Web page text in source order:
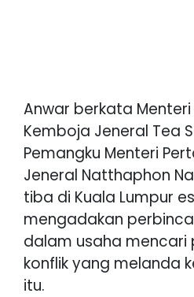
Anwar berkata
Kemboja Jeneral Tea
Pemangku Menteri
Jeneral Natthaphon
tiba di Kuala Lumpur
mengadakan
dalam usaha mencari
konflik yang melanda
itu.